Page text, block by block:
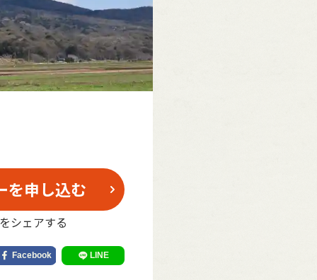
を申し込む
シェアする